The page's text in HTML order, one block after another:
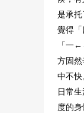
是承
覺得
「一
方固
中不快
日常
度的